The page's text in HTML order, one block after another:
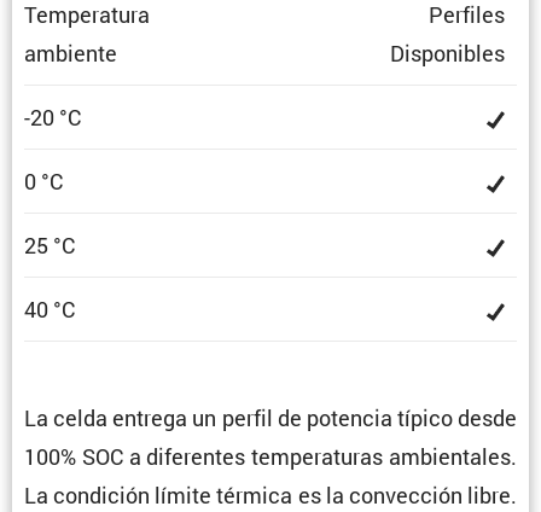
Tempe­ra­tura
ambiente
Perfiles
Dispo­ni­bles
-20 °C
0 °C
25 °C
40 °C
La celda entrega un perfil de potencia típico desde
100% SOC a diferentes tempe­ra­turas ambien­tales.
La condi­ción límite térmica es la convec­ción libre.